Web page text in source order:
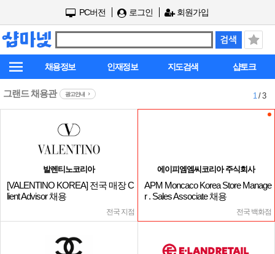
PC버전 로그인 회원가입
채용정보 인재정보 지도검색 샵토크
그랜드 채용관 광고안내 1/ 3
발렌티노코리아
[VALENTINO KOREA] 전국 매장 C
lient Advisor 채용
전국 지점
에이피엠엠씨코리아 주식회사
APM Moncaco Korea Store Manage
r . Sales Associate 채용
전국 백화점